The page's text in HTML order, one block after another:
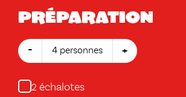
Préparation
- 4 personnes +
2 échalotes